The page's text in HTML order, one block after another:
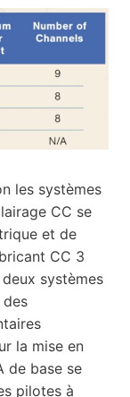
les systèmes
CC se
et de
CC 3
systèmes
la mise en
de base se
pilotes à